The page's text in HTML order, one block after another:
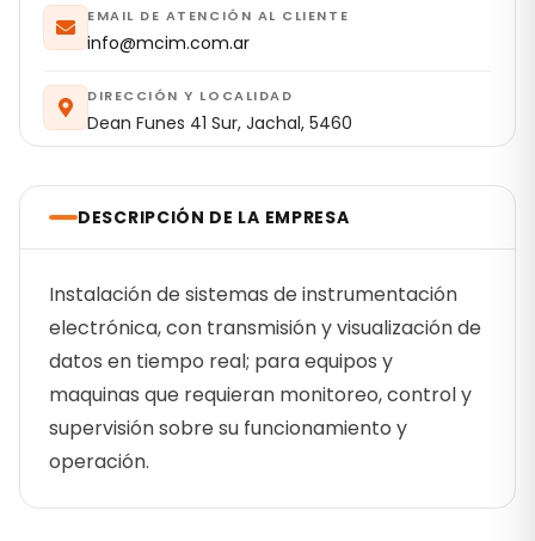
EMAIL DE ATENCIÓN AL CLIENTE
info@mcim.com.ar
DIRECCIÓN Y LOCALIDAD
Dean Funes 41 Sur, Jachal, 5460
DESCRIPCIÓN DE LA EMPRESA
Instalación de sistemas de instrumentación
electrónica, con transmisión y visualización de
datos en tiempo real; para equipos y
maquinas que requieran monitoreo, control y
supervisión sobre su funcionamiento y
operación.